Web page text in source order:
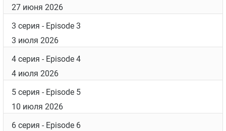
27 июня 2026
3 серия - Episode 3
3 июля 2026
4 серия - Episode 4
4 июля 2026
5 серия - Episode 5
10 июля 2026
6 серия - Episode 6